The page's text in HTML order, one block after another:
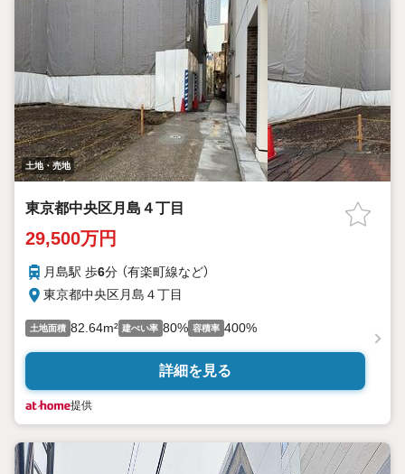
土地・売地
東京都中央区月島４丁目
29,500万円
月島駅 歩6分 （有楽町線など）
東京都中央区月島４丁目
土地面積 82.64m² 建ぺい率 80% 容積率 400%
詳細を見る
提供